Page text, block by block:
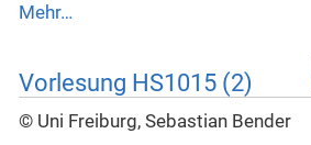
Mehr…
Vorlesung HS1015 (2)
© Uni Freiburg, Sebastian Bender